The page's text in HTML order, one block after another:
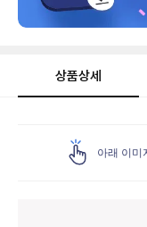
상품상세
아래 이미